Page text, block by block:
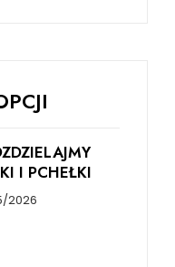
I PCHEŁKI
2026